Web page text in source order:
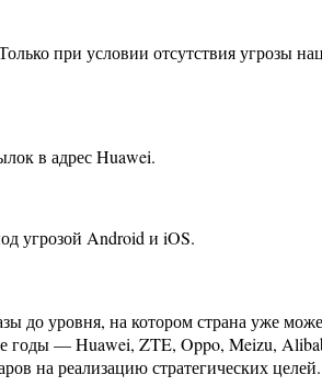
при условии отсутствия угрозы
в адрес Huawei.
угрозой Android и iOS.
до уровня, на котором страна уже
годы — Huawei, ZTE, Oppo, Meizu,
на реализацию стратегических целей.